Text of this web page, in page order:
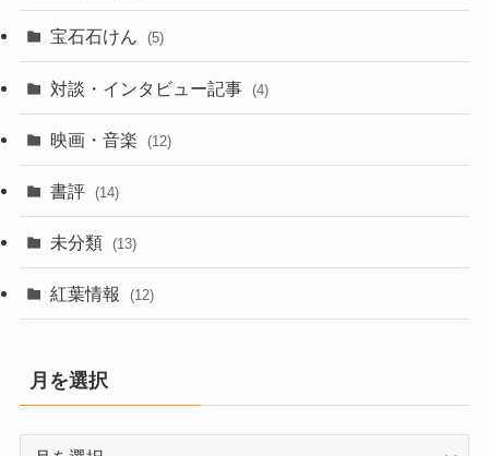
宝石石けん (5)
対談・インタビュー記事 (4)
映画・音楽 (12)
書評 (14)
未分類 (13)
紅葉情報 (12)
月を選択